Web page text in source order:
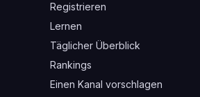
Registrieren
Lernen
Täglicher Überblick
Rankings
Einen Kanal vorschlagen